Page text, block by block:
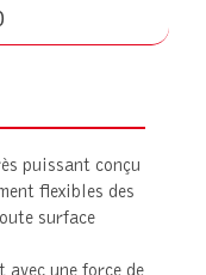
puissant conçu
flexibles des
surface